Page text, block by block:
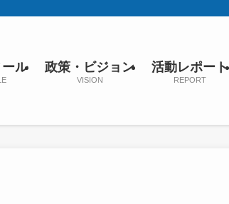
ル 政策・ビジョン
VISION
活動レポート
REPORT